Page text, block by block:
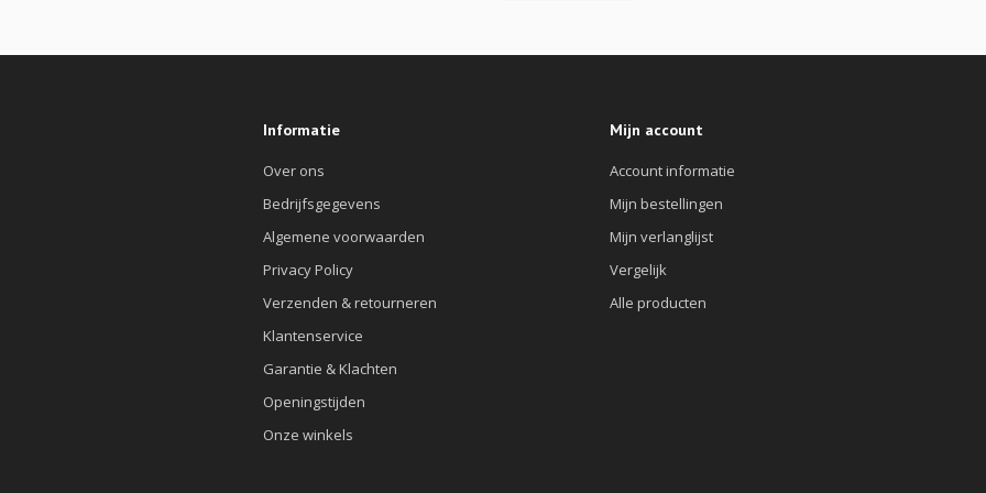
Informatie
Over ons
Bedrijfsgegevens
Algemene voorwaarden
Privacy Policy
Verzenden & retourneren
Klantenservice
Garantie & Klachten
Openingstijden
Onze winkels
Mijn account
Account informatie
Mijn bestellingen
Mijn verlanglijst
Vergelijk
Alle producten